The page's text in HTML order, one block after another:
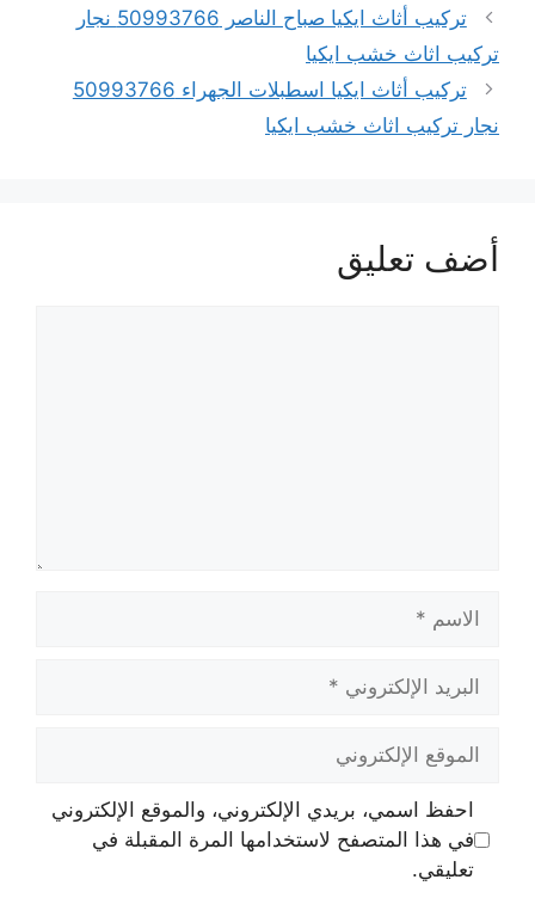
تركيب أثاث ايكيا صباح الناصر 50993766 نجار
تركيب اثاث خشب ايكيا
تركيب أثاث ايكيا اسطبلات الجهراء 50993766
نجار تركيب اثاث خشب ايكيا
أضف تعليق
الاسم
البريد
الإلكتروني
الموقع
الإلكتروني
احفظ اسمي، بريدي الإلكتروني، والموقع الإلكتروني
في هذا المتصفح لاستخدامها المرة المقبلة في
تعليقي.